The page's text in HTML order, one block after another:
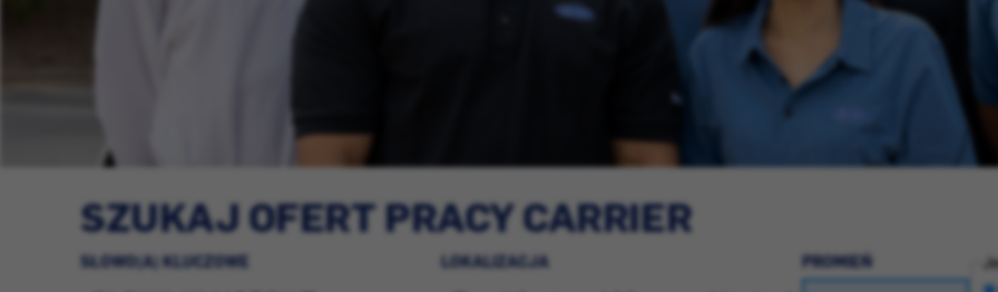
SZUKAJ OFERT PRACY CARRIER
SŁOWO(A) KLUCZOWE LOKALIZACJA PROMIEŃ